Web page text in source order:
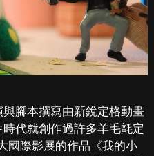
腳本撰寫由新銳定格動畫
代就創作過許多羊毛氈定
國際影展的作品《我的小